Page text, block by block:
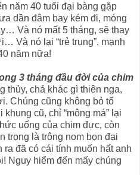
năm 40 tuổi đại bàng gặp
dần đâm bay kém đi, móng
Và nó mất 5 tháng, sẽ thay
Và nó lại “trẻ trung”, mạnh
năm nữa!
3 tháng đầu đời của chim
thủy, chả khác gì thiên nga,
Chúng cũng không bỏ tổ
cũ, chỉ “mông má” lại
uống của chim đực, còn
trọng là trông nom bọn đại
đã có cái tính muốn hất anh
Nguy hiểm đến mấy chúng